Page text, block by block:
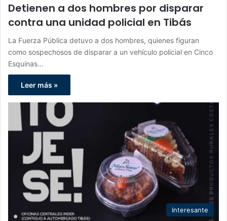
Detienen a dos hombres por disparar
contra una unidad policial en Tibás
La Fuerza Pública detuvo a dos hombres, quienes figuran
como sospechosos de disparar a un vehículo policial en Cinco
Esquinas…
Leer más »
Interesante